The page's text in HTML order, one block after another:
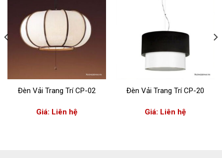
Đèn Vải Trang Trí CP-02
Giá: Liên hệ
Đèn Vải Trang Trí CP-20
Giá: Liên hệ